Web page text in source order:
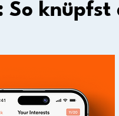
So knüpfst